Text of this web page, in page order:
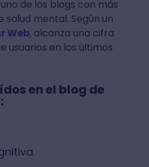
de los blogs con más
salud mental. Según un
Web, alcanza una cifra
usuarios en los últimos
en el blog de